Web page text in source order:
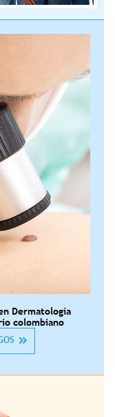
Dermatología
colombiano